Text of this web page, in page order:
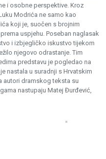
i osobne perspektive. Kroz
Modrića ne samo kao
koji je, suočen s brojnim
uspjehu. Poseban naglasak
i izbjegličko iskustvo tijekom
njegovo odrastanje. Tim
predstavu je pogledao na
nastala u suradnji s Hrvatskim
autori dramskog teksta su
nastupaju Matej Đurđević,